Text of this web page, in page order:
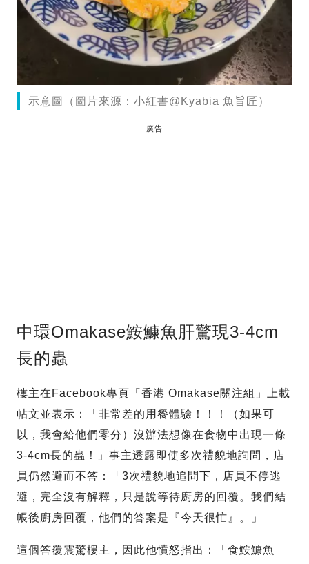
示意圖（圖片來源：小紅書@Kyabia 魚旨匠）
廣告
中環Omakase鮟鱇魚肝驚現3-4cm
長的蟲
樓主在Facebook專頁「香港 Omakase關注組」上載
帖文並表示：「非常差的用餐體驗！！！（如果可
以，我會給他們零分）沒辦法想像在食物中出現一條
3-4cm長的蟲！」事主透露即使多次禮貌地詢問，店
員仍然避而不答：「3次禮貌地追問下，店員不停逃
避，完全沒有解釋，只是說等待廚房的回覆。我們結
帳後廚房回覆，他們的答案是『今天很忙』。」
這個答覆震驚樓主，因此他憤怒指出：「食鮟鱇魚